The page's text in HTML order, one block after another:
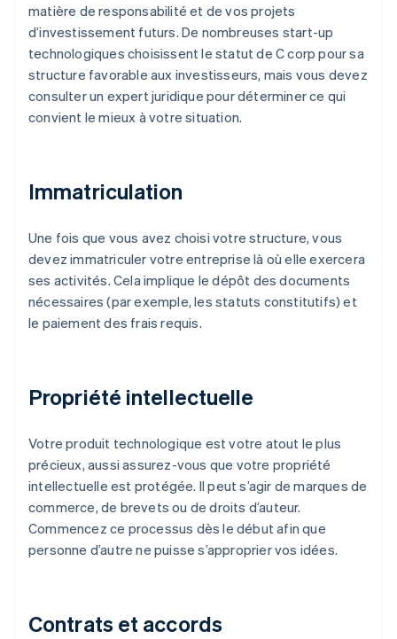
matière de responsabilité et de vos projets
d’investissement futurs. De nombreuses start-up
technologiques choisissent le statut de C corp pour sa
structure favorable aux investisseurs, mais vous devez
consulter un expert juridique pour déterminer ce qui
convient le mieux à votre situation.
Immatriculation
Une fois que vous avez choisi votre structure, vous
devez immatriculer votre entreprise là où elle exercera
ses activités. Cela implique le dépôt des documents
nécessaires (par exemple, les statuts constitutifs) et
le paiement des frais requis.
Propriété intellectuelle
Votre produit technologique est votre atout le plus
précieux, aussi assurez-vous que votre propriété
intellectuelle est protégée. Il peut s’agir de marques de
commerce, de brevets ou de droits d’auteur.
Commencez ce processus dès le début afin que
personne d’autre ne puisse s’approprier vos idées.
Contrats et accords